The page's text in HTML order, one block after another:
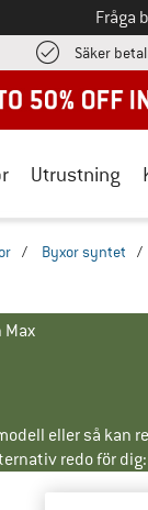
Fråga
Säker
Utrustning
/ Byxor syntet /
Max
eller så
redo för dig: